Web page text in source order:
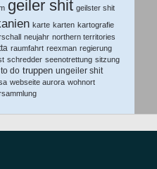
geiler shit geilster shit
karte karten kartografie
neujahr northern territories
raumfahrt reexman regierung
schredder seenotrettung sitzung
to do truppen ungeiler shit
webseite aurora wohnort